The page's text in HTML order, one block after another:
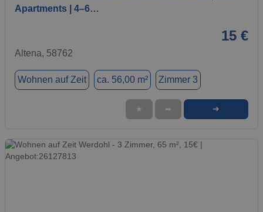
Apartments | 4–6…
15 €
Altena, 58762
Wohnen auf Zeit ca. 56,00 m² Zimmer 3
★ ➦ ➜